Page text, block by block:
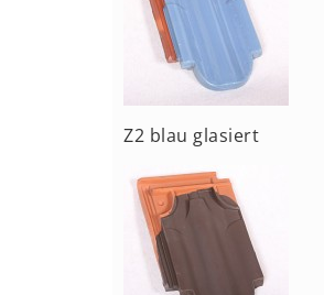
Z2 blau glasiert